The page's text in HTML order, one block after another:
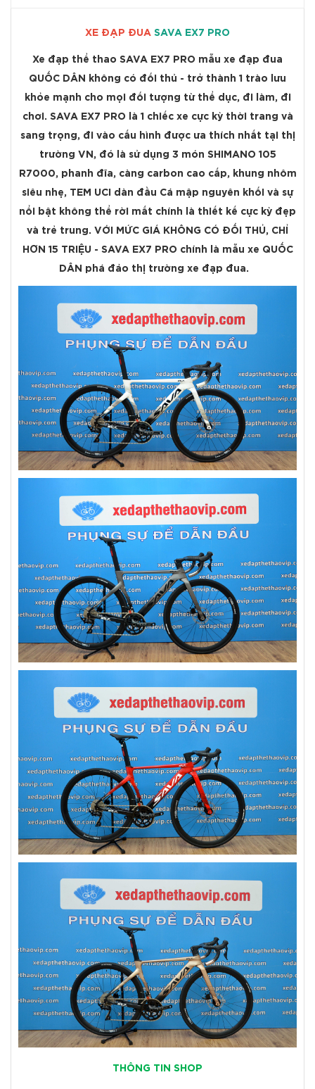
XE ĐẠP ĐUA SAVA EX7 PRO
Xe đạp thể thao SAVA EX7 PRO mẫu xe đạp đua
QUỐC DÂN không có đối thủ - trở thành 1 trào lưu
khỏe mạnh cho mọi đối tượng từ thể dục, đi làm, đi
chơi. SAVA EX7 PRO là 1 chiếc xe cực kỳ thời trang và
sang trọng, đi vào cấu hình được ưa thích nhất tại thị
trường VN, đó là sử dụng 3 món SHIMANO 105
R7000, phanh đĩa, càng carbon cao cấp, khung nhôm
siêu nhẹ, TEM UCI dàn đầu Cá mập nguyên khối và sự
nổi bật không thể rời mắt chính là thiết kế cực kỳ đẹp
và trẻ trung. VỚI MỨC GIÁ KHÔNG CÓ ĐỐI THỦ, CHỈ
HƠN 15 TRIỆU - SAVA EX7 PRO chính là mẫu xe QUỐC
DÂN phá đảo thị trường xe đạp đua.
THÔNG TIN SHOP